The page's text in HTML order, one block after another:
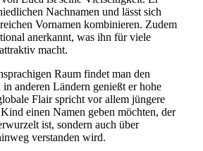
Nachnamen und lässt sich
Vornamen kombinieren. Zudem
anerkannt, was ihn für viele
macht.
Raum findet man den
anderen Ländern genießt er hohe
Flair spricht vor allem jüngere
einen Namen geben möchten, der
ist, sondern auch über
verstanden wird.